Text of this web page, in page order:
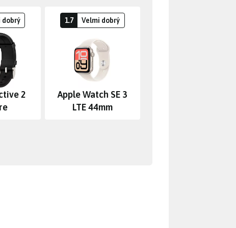
dobrý
2
1.7 Velmi dobrý
Apple Watch SE 3
LTE 44mm